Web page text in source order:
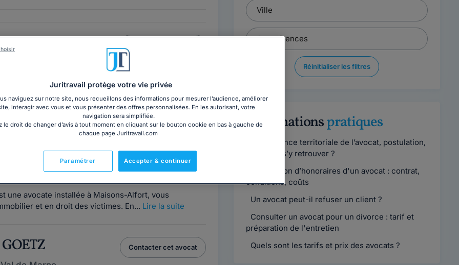
de Marne
de Marne
Alfort, 94700
Contacter cet avocat
une avocate installée à Maisons-Alfort, vous
et en droit des victimes. En... Lire la suite
Contacter cet avocat
Réinitialiser les filtres
Informationspratiques
Compétence territoriale de l’avocat, postulation,
comment s’y retrouver ?
Convention d’honoraires d'un avocat : contrat,
conditions, coûts
Un avocat peut-il refuser un client ?
Consulter un avocat pour un divorce : tarif et
préparation de l'entretien
Quels sont les tarifs et prix des avocats ?
Juritravail protège votre vie privée
naviguez sur notre site, nous recueillons des informations pour mesurer l’audience, améliorer
interagir avec vous et vous présenter des offres personnalisées. En les autorisant, votre
navigation sera simplifiée.
le droit de changer d’avis à tout moment en cliquant sur le bouton cookie en bas à gauche de
chaque page Juritravail.com
Accepter & continuer
Paramétrer